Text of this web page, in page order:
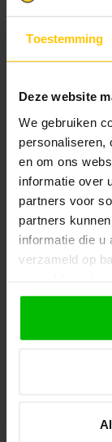
Toestemming
Deze website
We gebruiken
personaliseren,
en om ons
informatie over
partners voor
partners
informatie die u
verzameld op
gebruiken.
1.
2.
3.
Let
Je
Recent